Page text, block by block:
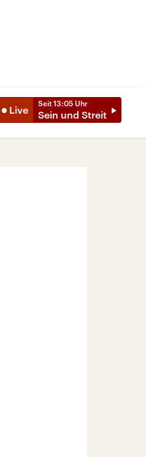
Live
Seit 13:05 Uhr
Sein und Streit